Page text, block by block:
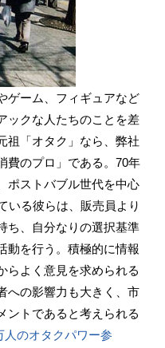
ゲーム、フィギュアなど
ックな人たちのことを差
祖「オタク」なら、弊社
費のプロ」である。70年
ポストバブル世代を中心
いる彼らは、販売員より
ち、自分なりの選択基準
動を行う。積極的に情報
らよく意見を求められる
への影響力も大きく、市
ントであると考えられる
人のオタクパワー参